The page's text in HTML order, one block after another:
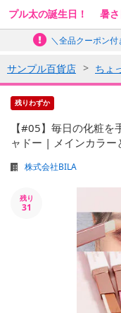
プル太の誕生日！ 暑
＼全品クーポン付
サンプル百貨店 ちょ
残りわずか
【#05】毎日の化粧
ャドー | メインカラー
株式会社BILA
残り
31